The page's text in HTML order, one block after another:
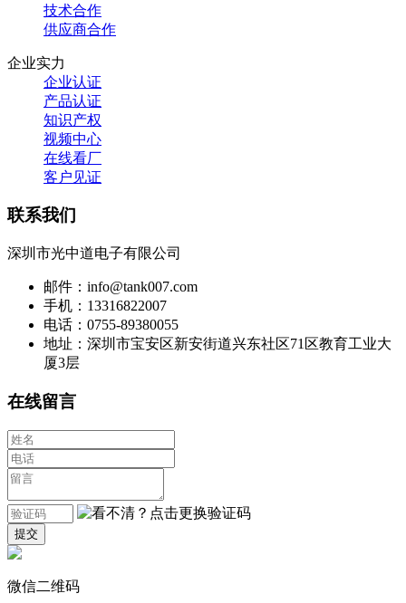
技术合作
供应商合作
企业实力
企业认证
产品认证
知识产权
视频中心
在线看厂
客户见证
联系我们
深圳市光中道电子有限公司
邮件：info@tank007.com
手机：13316822007
电话：0755-89380055
地址：深圳市宝安区新安街道兴东社区71区教育工业大
厦3层
在线留言
微信二维码